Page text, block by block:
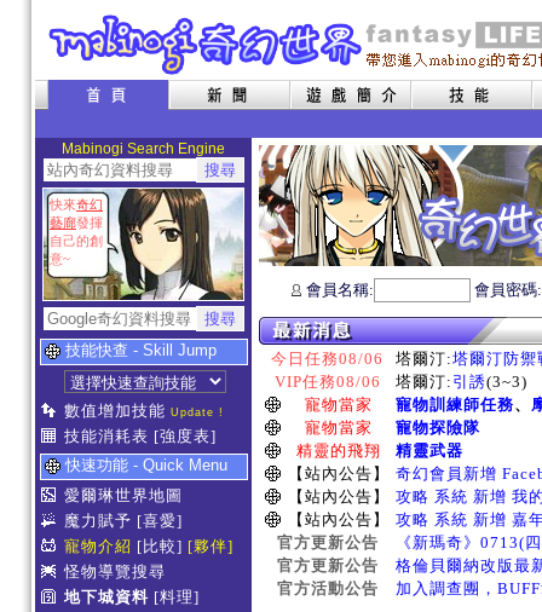
Mabinogi Search Engine
快來奇幻
藝廊發揮
自己的創
意~
技能快查 - Skill Jump
數值增加技能 Update !
技能消耗表 [強度表]
快速功能 - Quick Menu
愛爾琳世界地圖
魔力賦予 [喜愛]
寵物介紹 [比較] [夥伴]
怪物導覽搜尋
地下城資料 [料理]
會員名稱: 會員密
今日任務08/06 塔爾汀:塔爾汀防禦
VIP任務08/06
塔爾汀: 引誘(3~3)
寵物當家
寵物訓練師任務、
寵物當家
寵物探險隊
精靈的飛翔
精靈武器
【站內公告】
奇幻會員新增
【站內公告】
攻略 系統 新增 我
【站內公告】
攻略 系統 新增 嘉
官方更新公告
《新瑪奇》0713(
官方更新公告
格倫貝爾納改版最
官方活動公告
加入調查團，